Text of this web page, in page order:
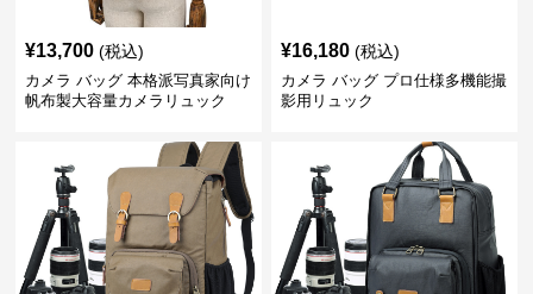
¥13,700 (税込)
カメラ バッグ 本格派写真家向け
帆布製大容量カメラリュック
¥16,180 (税込)
カメラ バッグ プロ仕様多機能撮
影用リュック